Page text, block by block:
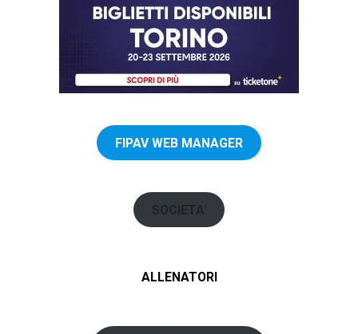
FIPAV WEB MANAGER
SOCIETA'
ALLENATORI